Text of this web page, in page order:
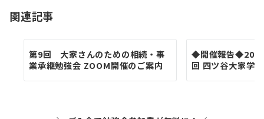
ン
関連記事
第9回 大家さんのための相続・事
業承継勉強会 ZOOM開催のご案内
◆開催報告
回 四ツ谷大家学